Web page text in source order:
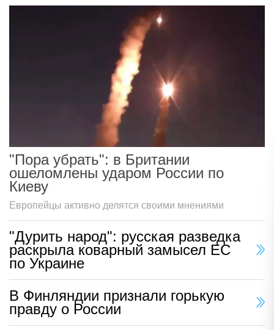
"Пора убрать": в Британии
ошеломлены ударом России по
Киеву
Европейцы активно делятся своими мнениями
"Дурить народ": русская разведка
раскрыла коварный замысел ЕС
по Украине
В Финляндии признали горькую
правду о России